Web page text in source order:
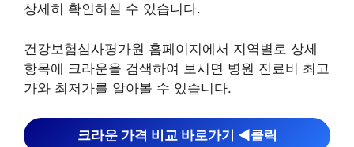
상세히 확인하실 수 있습니다.
건강보험심사평가원 홈페이지에서 지역별로 상세
항목에 크라운을 검색하여 보시면 병원 진료비 최고
가와 최저가를 알아볼 수 있습니다.
크라운 가격 비교 바로가기 ◀︎클릭